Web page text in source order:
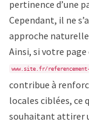
pertinence d’une
Cependant, il ne
approche
Ainsi, si votre page
www.site.fr/
contribue à
locales ciblées, ce
souhaitant attirer